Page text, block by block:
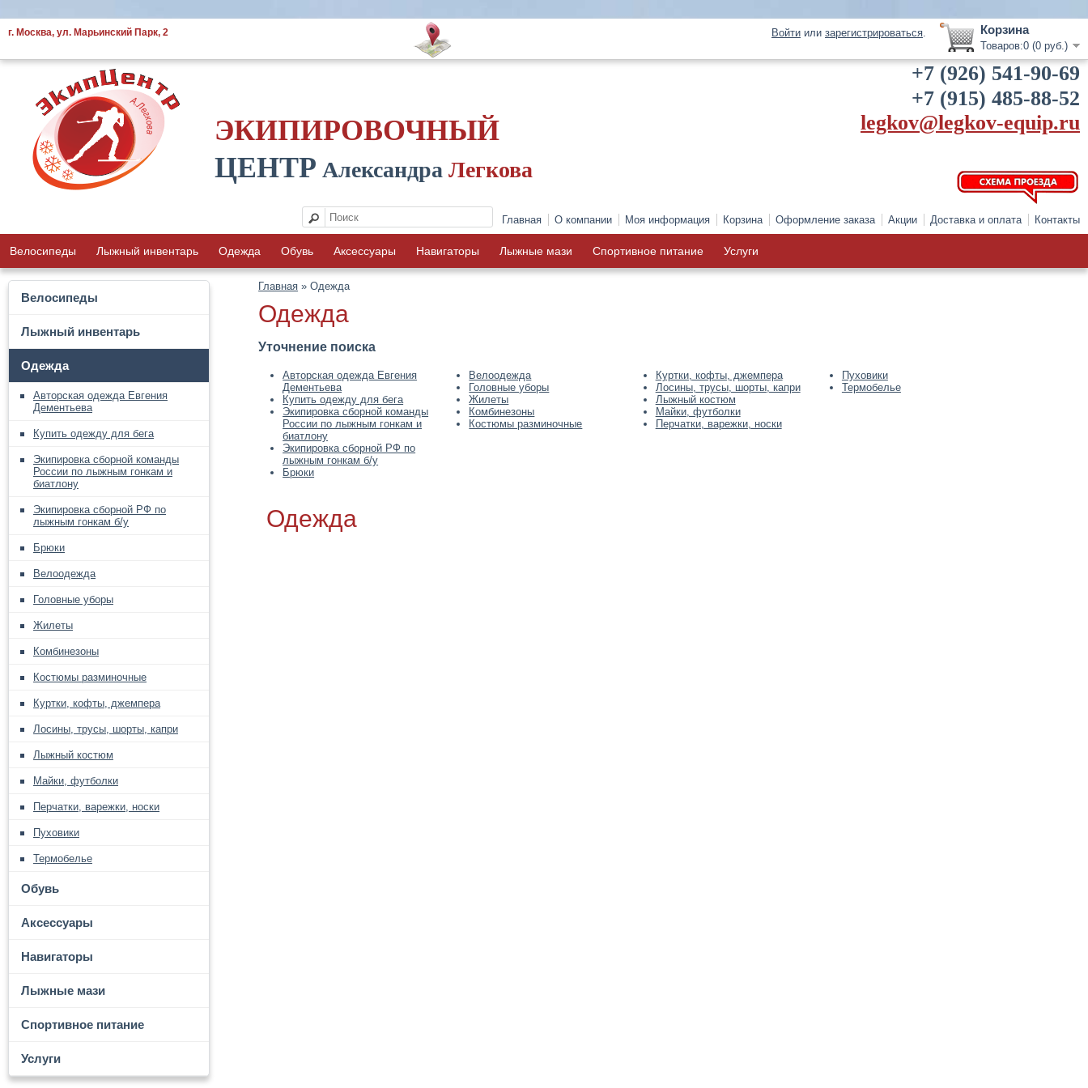
г. Москва, ул. Марьинский Парк, 2 Войти или зарегистрироваться. Корзина
Товаров:0 (0 руб.)
ЭКИПИРОВОЧНЫЙ
ЦЕНТР Александра Легкова
+7 (926) 541-90-69
+7 (915) 485-88-52
legkov@legkov-equip.ru
Главная О компании Моя информация Корзина Оформление заказа Акции Доставка и оплата Контакты
Велосипеды Лыжный инвентарь Одежда Обувь Аксессуары Навигаторы Лыжные мази Спортивное питание Услуги
Велосипеды
Лыжный инвентарь
Одежда
Авторская одежда Евгения
Дементьева
Купить одежду для бега
Экипировка сборной команды
России по лыжным гонкам и
биатлону
Экипировка сборной РФ по
лыжным гонкам б/у
Брюки
Велоодежда
Головные уборы
Жилеты
Комбинезоны
Костюмы разминочные
Куртки, кофты, джемпера
Лосины, трусы, шорты, капри
Лыжный костюм
Майки, футболки
Перчатки, варежки, носки
Пуховики
Термобелье
Обувь
Аксессуары
Навигаторы
Лыжные мази
Спортивное питание
Услуги
Главная » Одежда
Одежда
Уточнение поиска
Авторская одежда Евгения
Дементьева
Купить одежду для бега
Экипировка сборной команды
России по лыжным гонкам и
биатлону
Экипировка сборной РФ по
лыжным гонкам б/у
Брюки
Велоодежда
Головные уборы
Жилеты
Комбинезоны
Костюмы разминочные
Куртки, кофты, джемпера
Лосины, трусы, шорты, капри
Лыжный костюм
Майки, футболки
Перчатки, варежки, носки
Пуховики
Термобелье
Одежда